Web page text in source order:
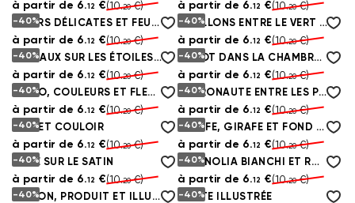
à partir de 6.12 €(10.20€) à partir de 6.12 €(10.20€)
-40% FLEURS DÉLICATES ET FEUILLES ET FEUILLES D'ACQUÉRIR
à partir de 6.12 €(10.20€)
-40% PAPILLONS ENTRE LE VERT DES PALMIERS
à partir de 6.12 €(10.20€)
-40% ANIMAUX SUR LES ÉTOILES ET SUR LA LUNE
à partir de 6.12 €(10.20€)
-40% ROBOT DANS LA CHAMBRE DES ENFANTS
à partir de 6.12 €(10.20€)
-40% STYLO, COULEURS ET FLEURS AQUARELLES
à partir de 6.12 €(10.20€)
-40% ASTRONAUTE ENTRE LES PLANÈTES
à partir de 6.12 €(10.20€)
-40%
MUR ET COULOIR
à partir de 6.12 €(10.20€)
-40% GIRAFE, GIRAFE ET FOND D'ÉCRAN
à partir de 6.12 €(10.20€)
-40%
ROSE SUR LE SATIN
à partir de 6.12 €(10.20€)
-40% MAGNOLIA BIANCHI ET ROSSI FLEURS SUR LES BRANCHES
à partir de 6.12 €(10.20€)
-40% BALLON, PRODUIT ET ILLUSTRATION -40%
CARTE ILLUSTRÉE